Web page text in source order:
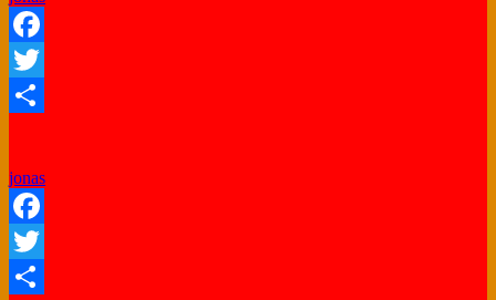
Facebook
Twitter
jonas
Facebook
Twitter